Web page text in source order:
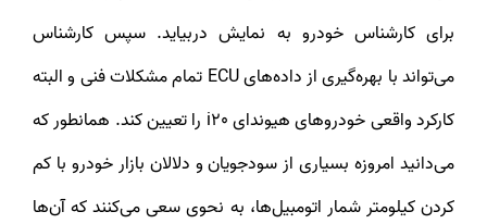
برای کارشناس خودرو به نمایش دربیاید. سپس کارشناس
می‌تواند با بهره‌گیری از داده‌های ECU تمام مشکلات فنی و البته
کارکرد واقعی خودروهای هیوندای i20 را تعیین کند. همانطور که
می‌دانید امروزه بسیاری از سودجویان و دلالان بازار خودرو با کم
کردن کیلومتر شمار اتومبیل‌ها، به نحوی سعی می‌کنند که آن‌ها